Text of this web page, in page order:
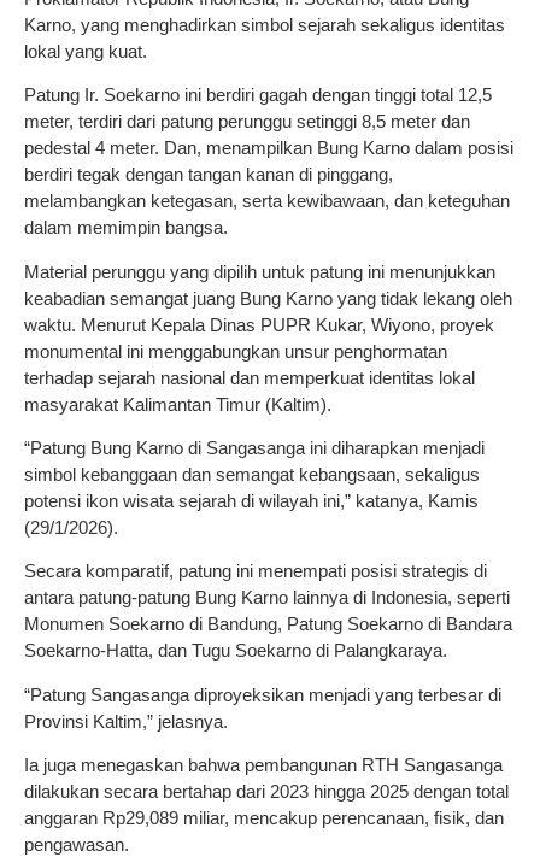
Karno, yang menghadirkan simbol sejarah sekaligus identitas
lokal yang kuat.
Patung Ir. Soekarno ini berdiri gagah dengan tinggi total 12,5
meter, terdiri dari patung perunggu setinggi 8,5 meter dan
pedestal 4 meter. Dan, menampilkan Bung Karno dalam posisi
berdiri tegak dengan tangan kanan di pinggang,
melambangkan ketegasan, serta kewibawaan, dan keteguhan
dalam memimpin bangsa.
Material perunggu yang dipilih untuk patung ini menunjukkan
keabadian semangat juang Bung Karno yang tidak lekang oleh
waktu. Menurut Kepala Dinas PUPR Kukar, Wiyono, proyek
monumental ini menggabungkan unsur penghormatan
terhadap sejarah nasional dan memperkuat identitas lokal
masyarakat Kalimantan Timur (Kaltim).
“Patung Bung Karno di Sangasanga ini diharapkan menjadi
simbol kebanggaan dan semangat kebangsaan, sekaligus
potensi ikon wisata sejarah di wilayah ini,” katanya, Kamis
(29/1/2026).
Secara komparatif, patung ini menempati posisi strategis di
antara patung-patung Bung Karno lainnya di Indonesia, seperti
Monumen Soekarno di Bandung, Patung Soekarno di Bandara
Soekarno-Hatta, dan Tugu Soekarno di Palangkaraya.
“Patung Sangasanga diproyeksikan menjadi yang terbesar di
Provinsi Kaltim,” jelasnya.
Ia juga menegaskan bahwa pembangunan RTH Sangasanga
dilakukan secara bertahap dari 2023 hingga 2025 dengan total
anggaran Rp29,089 miliar, mencakup perencanaan, fisik, dan
pengawasan.